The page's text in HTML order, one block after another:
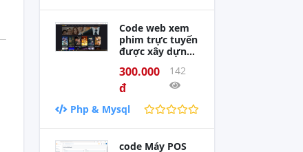
Code web xem
phim trực tuyến
được xây dựng
Framework,
Crawl Phim về
cần đăng phim
300.000
đ
142
Php & Mysql
code Máy POS